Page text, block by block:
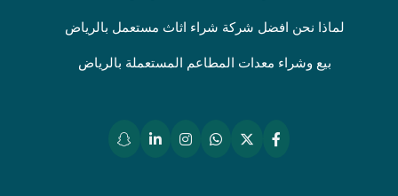
لماذا نحن افضل شركة شراء اثاث مستعمل بالرياض
بيع وشراء معدات المطاعم المستعملة بالرياض